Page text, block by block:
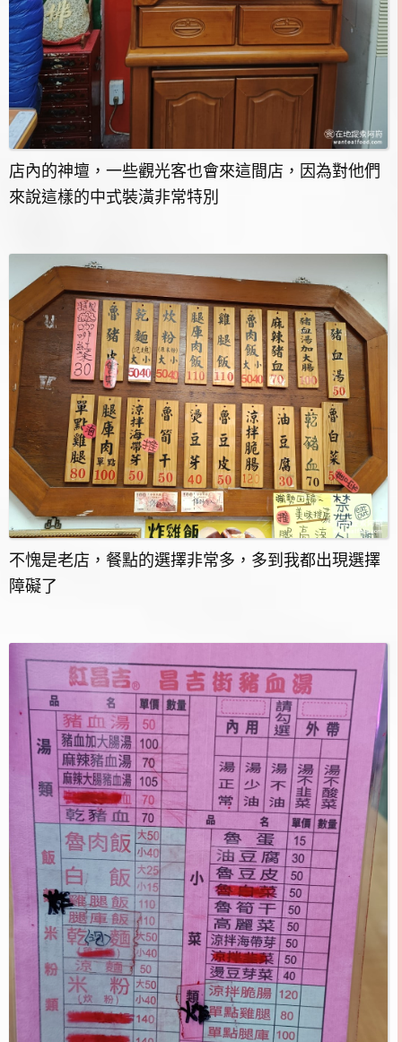
店內的神壇，一些觀光客也會來這間店，因為對他們
來說這樣的中式裝潢非常特別
不愧是老店，餐點的選擇非常多，多到我都出現選擇
障礙了